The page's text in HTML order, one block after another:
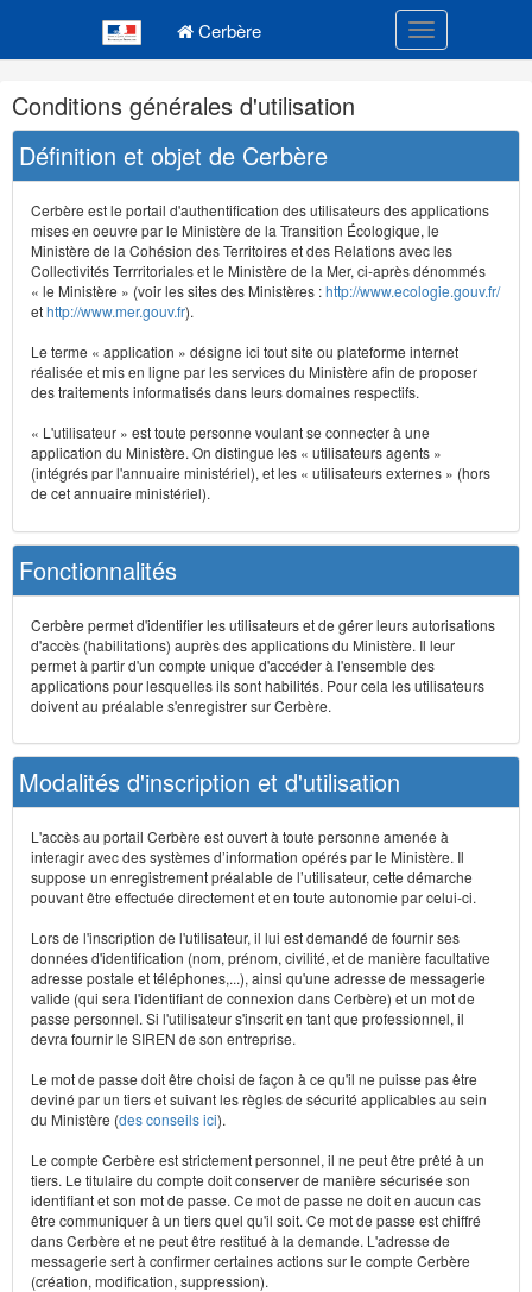
Cerbère Toggle
Navigation
et
outils
annexes
Conditions générales d'utilisation
Définition et objet de Cerbère
Cerbère est le portail d'authentification des utilisateurs des applications
mises en oeuvre par le Ministère de la Transition Écologique, le
Ministère de la Cohésion des Territoires et des Relations avec les
Collectivités Terrritoriales et le Ministère de la Mer, ci-après dénommés
« le Ministère » (voir les sites des Ministères :http://www.ecologie.gouv.fr/
ethttp://www.mer.gouv.fr).
Le terme « application » désigne ici tout site ou plateforme internet
réalisée et mis en ligne par les services du Ministère afin de proposer
des traitements informatisés dans leurs domaines respectifs.
« L'utilisateur » est toute personne voulant se connecter à une
application du Ministère. On distingue les « utilisateurs agents »
(intégrés par l'annuaire ministériel), et les « utilisateurs externes » (hors
de cet annuaire ministériel).
Fonctionnalités
Cerbère permet d'identifier les utilisateurs et de gérer leurs autorisations
d'accès (habilitations) auprès des applications du Ministère. Il leur
permet à partir d'un compte unique d'accéder à l'ensemble des
applications pour lesquelles ils sont habilités. Pour cela les utilisateurs
doivent au préalable s'enregistrer sur Cerbère.
Modalités d'inscription et d'utilisation
L'accès au portail Cerbère est ouvert à toute personne amenée à
interagir avec des systèmes d’information opérés par le Ministère. Il
suppose un enregistrement préalable de l’utilisateur, cette démarche
pouvant être effectuée directement et en toute autonomie par celui-ci.
Lors de l'inscription de l'utilisateur, il lui est demandé de fournir ses
données d'identification (nom, prénom, civilité, et de manière facultative
adresse postale et téléphones,...), ainsi qu'une adresse de messagerie
valide (qui sera l'identifiant de connexion dans Cerbère) et un mot de
passe personnel. Si l'utilisateur s'inscrit en tant que professionnel, il
devra fournir le SIREN de son entreprise.
Le mot de passe doit être choisi de façon à ce qu'il ne puisse pas être
deviné par un tiers et suivant les règles de sécurité applicables au sein
du Ministère (des conseils ici).
Le compte Cerbère est strictement personnel, il ne peut être prêté à un
tiers. Le titulaire du compte doit conserver de manière sécurisée son
identifiant et son mot de passe. Ce mot de passe ne doit en aucun cas
être communiquer à un tiers quel qu'il soit. Ce mot de passe est chiffré
dans Cerbère et ne peut être restitué à la demande. L'adresse de
messagerie sert à confirmer certaines actions sur le compte Cerbère
(création, modification, suppression).